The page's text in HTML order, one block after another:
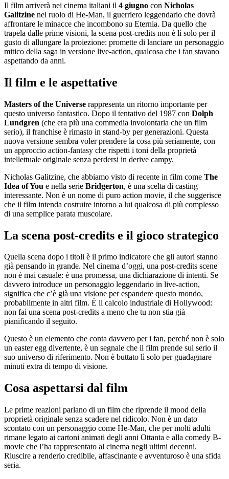
Il film arriverà nei cinema italiani il 4 giugno con Nicholas
Galitzine nel ruolo di He-Man, il guerriero leggendario che dovrà
affrontare le minacce che incombono su Eternia. Da quello che
trapela dalle prime visioni, la scena post-credits non è lì solo per il
gusto di allungare la proiezione: promette di lanciare un personaggio
mitico della saga in versione live-action, qualcosa che i fan stavano
aspettando da anni.
Il film e le aspettative
Masters of the Universe rappresenta un ritorno importante per
questo universo fantastico. Dopo il tentativo del 1987 con Dolph
Lundgren (che era più una commedia involontaria che un film
serio), il franchise è rimasto in stand-by per generazioni. Questa
nuova versione sembra voler prendere la cosa più seriamente, con
un approccio action-fantasy che rispetti i toni della proprietà
intellettuale originale senza perdersi in derive campy.
Nicholas Galitzine, che abbiamo visto di recente in film come The
Idea of You e nella serie Bridgerton, è una scelta di casting
interessante. Non è un nome di puro action movie, il che suggerisce
che il film intenda costruire intorno a lui qualcosa di più complesso
di una semplice parata muscolare.
La scena post-credits e il gioco strategico
Quella scena dopo i titoli è il primo indicatore che gli autori stanno
già pensando in grande. Nel cinema d’oggi, una post-credits scene
non è mai casuale: è una promessa, una dichiarazione di intenti. Se
davvero introduce un personaggio leggendario in live-action,
significa che c’è già una visione per espandere questo mondo,
probabilmente in altri film. È il calcolo industriale di Hollywood:
non fai una scena post-credits a meno che tu non stia già
pianificando il seguito.
Questo è un elemento che conta davvero per i fan, perché non è solo
un easter egg divertente, è un segnale che il film prende sul serio il
suo universo di riferimento. Non è buttato lì solo per guadagnare
minuti extra di tempo di visione.
Cosa aspettarsi dal film
Le prime reazioni parlano di un film che riprende il mood della
proprietà originale senza scadere nel ridicolo. Non è un dato
scontato con un personaggio come He-Man, che per molti adulti
rimane legato ai cartoni animati degli anni Ottanta e alla comedy B-
movie che l’ha rappresentato al cinema negli ultimi decenni.
Riuscire a renderlo credibile, affascinante e avventuroso è una sfida
seria.